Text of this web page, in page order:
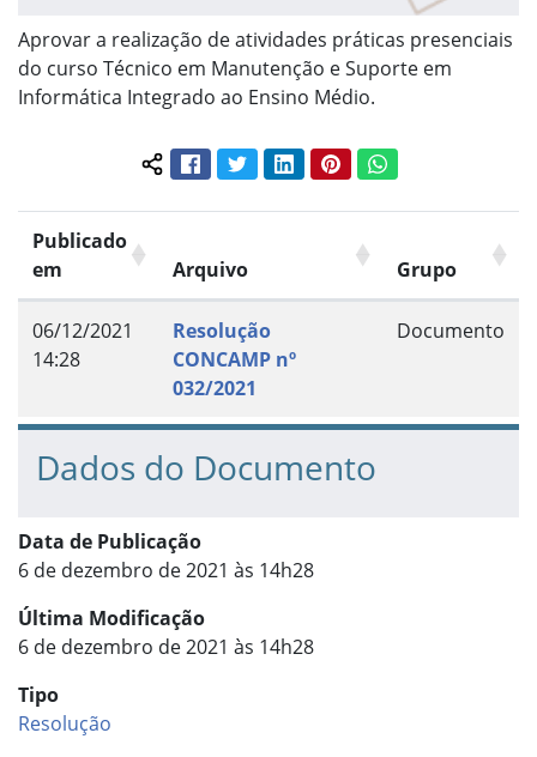
Aprovar a realização de atividades práticas presenciais
do curso Técnico em Manutenção e Suporte em
Informática Integrado ao Ensino Médio.
Compartilhar conteúdo:
FacebookTwitterLinkedInPinterestWhatsApp
Publicado
em
Arquivo Grupo
06/12/2021
14:28
Resolução
CONCAMP nº
032/2021
Documento
Dados do Documento
Data de Publicação
6 de dezembro de 2021 às 14h28
Última Modificação
6 de dezembro de 2021 às 14h28
Tipo
Resolução